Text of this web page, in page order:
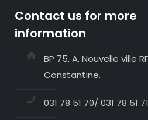
Contact us for more
information
BP 75, A, Nouvelle ville
Constantine.
031 78 51 70/ 031 78 51 71